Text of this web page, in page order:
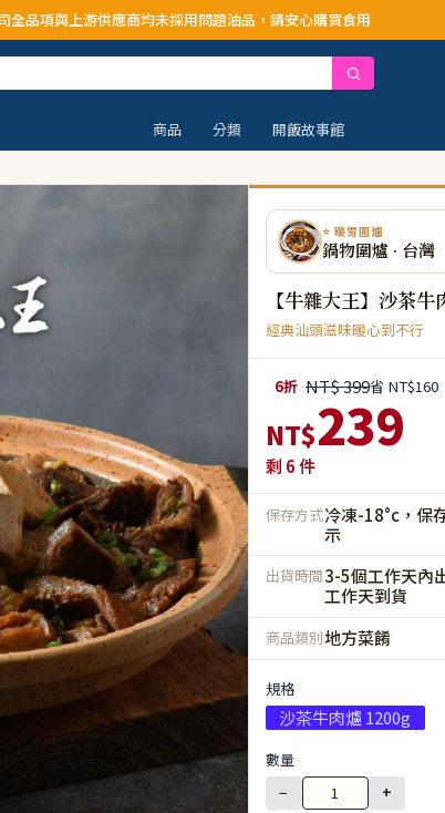
均未採用問題油品，請安心購買食用
商品 分類 開飯故事館
⭐ 暖胃圍爐
鍋物圍爐 · 台灣
【牛雜大王】沙茶
經典汕頭滋味暖心到不行
6折 NT$ 399省 NT$160
NT$239
剩 6件
保存方式冷凍-18°c，保
示
出貨時間3-5個工作天內
工作天到貨
商品類別地方菜餚
規格
沙茶牛肉爐 1200g
數量
−
+